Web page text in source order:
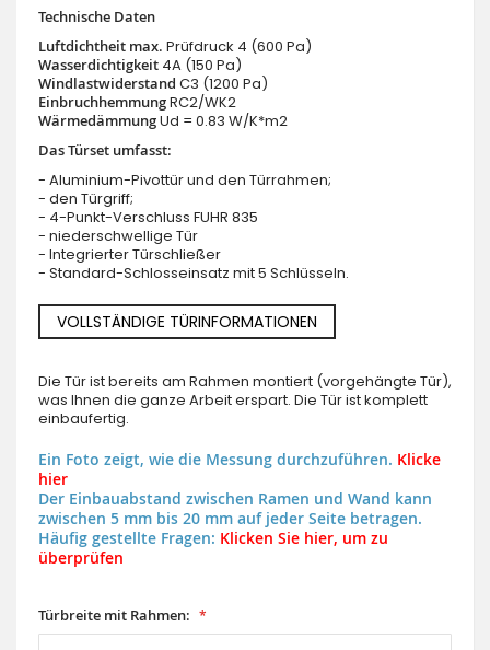
Technische Daten
Luftdichtheit max. Prüfdruck 4 (600 Pa)
Wasserdichtigkeit 4A (150 Pa)
Windlastwiderstand C3 (1200 Pa)
EinbruchhemmungRC2/WK2
WärmedämmungUd = 0.83 W/K*m2
Das Türset umfasst:
- Aluminium-Pivottür und den Türrahmen;
- den Türgriff;
- 4-Punkt-Verschluss FUHR 835
- niederschwellige Tür
- Integrierter Türschließer
- Standard-Schlosseinsatz mit 5 Schlüsseln.
VOLLSTÄNDIGE TÜRINFORMATIONEN
Die Tür ist bereits am Rahmen montiert (vorgehängte Tür),
was Ihnen die ganze Arbeit erspart. Die Tür ist komplett
einbaufertig.
Ein Foto zeigt, wie die Messung durchzuführen. Klicke
hier
Der Einbauabstand zwischen Ramen und Wand kann
zwischen 5 mm bis 20 mm auf jeder Seite betragen.
Häufig gestellte Fragen: Klicken Sie hier, um zu
überprüfen
Türbreite mit Rahmen: